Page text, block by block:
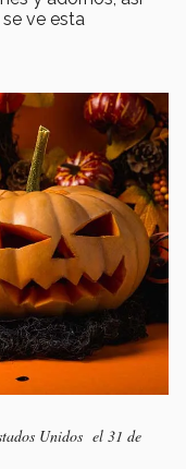
ve esta
Unidos el 31 de